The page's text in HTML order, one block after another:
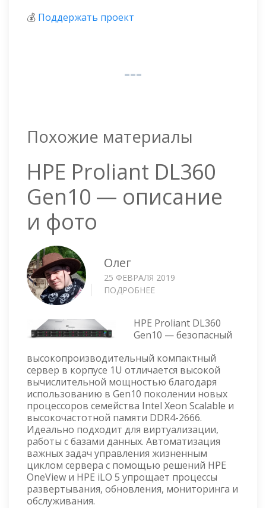
💰 Поддержать проект
Похожие материалы
HPE Proliant DL360
Gen10 — описание
и фото
Олег
25 ФЕВРАЛЯ 2019
ПОДРОБНЕЕ
DL360
GEN10
ОПИСАНИЕ
И
ФОТО
HPE Proliant DL360
Gen10 — безопасный
высокопроизводительный компактный
сервер в корпусе 1U отличается высокой
вычислительной мощностью благодаря
использованию в Gen10 поколении новых
процессоров семейства Intel Xeon Scalable и
высокочастотной памяти DDR4-2666.
Идеально подходит для виртуализации,
работы с базами данных. Автоматизация
важных задач управления жизненным
циклом сервера с помощью решений HPE
OneView и HPE iLO 5 упрощает процессы
развертывания, обновления, мониторинга и
обслуживания.